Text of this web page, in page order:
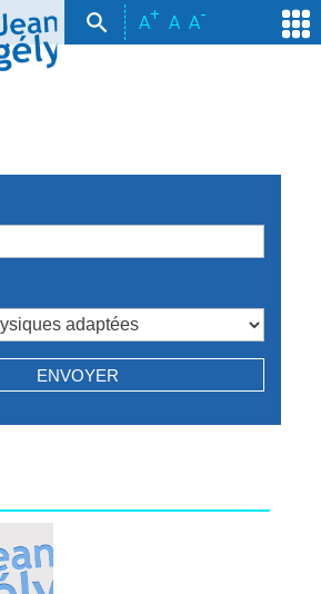
A+ A A-